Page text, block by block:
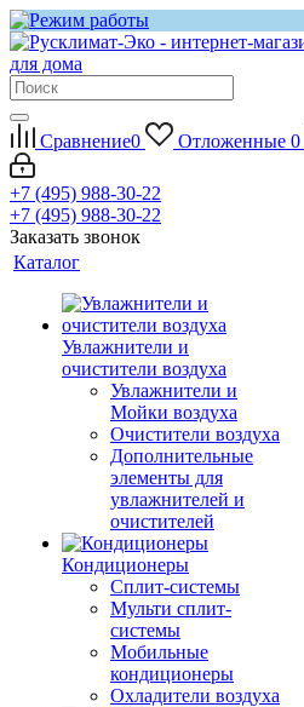
Сравнение0 Отложенные 0
+7 (495) 988-30-22
+7 (495) 988-30-22
Заказать звонок
Каталог
Увлажнители и
очистители воздуха
Увлажнители и
Мойки воздуха
Очистители воздуха
Дополнительные
элементы для
увлажнителей и
очистителей
Кондиционеры
Сплит-системы
Мульти сплит-
системы
Мобильные
кондиционеры
Охладители воздуха